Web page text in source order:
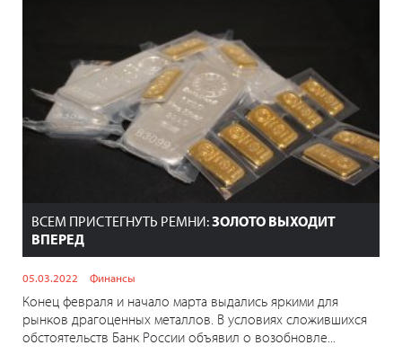
ВСЕМ ПРИСТЕГНУТЬ РЕМНИ:ЗОЛОТО ВЫХОДИТ
ВПЕРЕД
05.03.2022 Финансы
Конец февраля и начало марта выдались яркими для
рынков драгоценных металлов. В условиях сложившихся
обстоятельств Банк России объявил о возобновле...